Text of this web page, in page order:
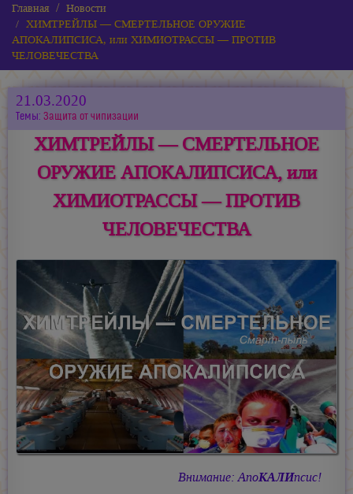
Главная
Новости
ХИМТРЕЙЛЫ — СМЕРТЕЛЬНОЕ ОРУЖИЕ
АПОКАЛИПСИСА, или ХИМИОТРАССЫ — ПРОТИВ
ЧЕЛОВЕЧЕСТВА
21.03.2020
Темы: Защита от чипизации
ХИМТРЕЙЛЫ — СМЕРТЕЛЬНОЕ
ОРУЖИЕ АПОКАЛИПСИСА, или
ХИМИОТРАССЫ — ПРОТИВ
ЧЕЛОВЕЧЕСТВА
Внимание: АпоКАЛИпсис!